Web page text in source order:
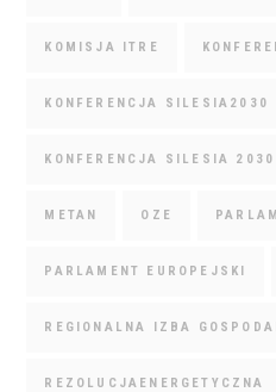
KOMISJA ITRE
KONFERENCJA SILESIA2030
KONFERENCJA SILESIA 2030
METAN OZE
PARLAMENT EUROPEJSKI
REGIONALNA IZBA
REZOLUCJAENERGETYCZNA